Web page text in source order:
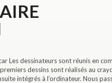
Les dessinateurs sont réunis en
dessins sont réalisés au
intégrés à l’ordinateur. Nous